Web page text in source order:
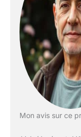
Mon avis sur ce